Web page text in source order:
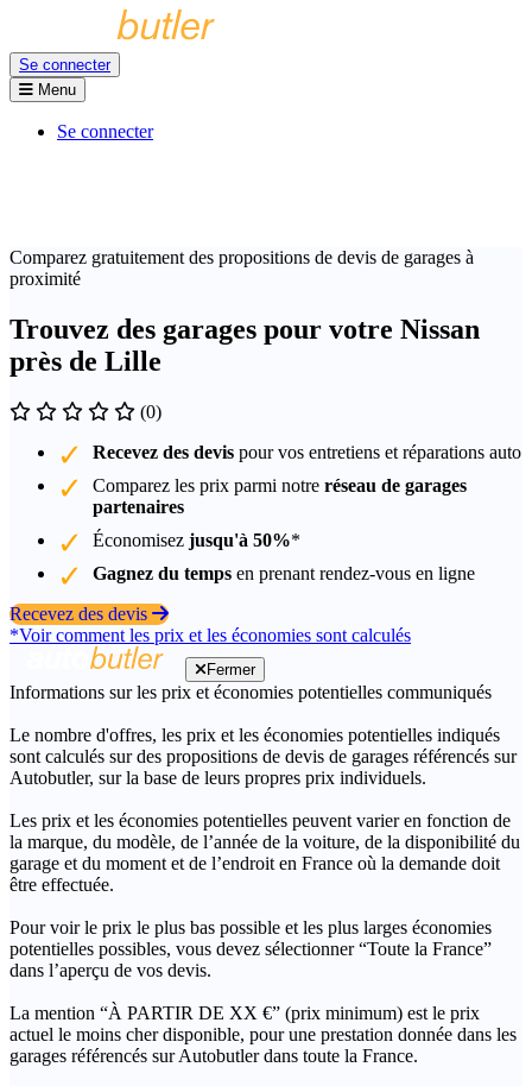
Se connecter
Menu
Se connecter
Comparez gratuitement des propositions de devis de garages à
proximité
Trouvez des garages pour votre Nissan
près de Lille
(0)
Recevez des devis pour vos entretiens et réparations auto
Comparez les prix parmi notre réseau de garages
partenaires
Économisez jusqu'à 50%*
Gagnez du temps en prenant rendez-vous en ligne
Recevez des devis
*Voir comment les prix et les économies sont calculés
Fermer
Informations sur les prix et économies potentielles communiqués
Le nombre d'offres, les prix et les économies potentielles indiqués
sont calculés sur des propositions de devis de garages référencés sur
Autobutler, sur la base de leurs propres prix individuels.
Les prix et les économies potentielles peuvent varier en fonction de
la marque, du modèle, de l’année de la voiture, de la disponibilité du
garage et du moment et de l’endroit en France où la demande doit
être effectuée.
Pour voir le prix le plus bas possible et les plus larges économies
potentielles possibles, vous devez sélectionner “Toute la France”
dans l’aperçu de vos devis.
La mention “À PARTIR DE XX €” (prix minimum) est le prix
actuel le moins cher disponible, pour une prestation donnée dans les
garages référencés sur Autobutler dans toute la France.